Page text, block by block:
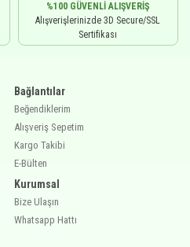
%100 GÜVENLI ALIŞVERIŞ
Alışverişlerinizde 3D Secure/SSL
Sertifikası
Bağlantılar
Beğendiklerim
Alışveriş Sepetim
Kargo Takibi
E-Bülten
Kurumsal
Bize Ulaşın
Whatsapp Hattı